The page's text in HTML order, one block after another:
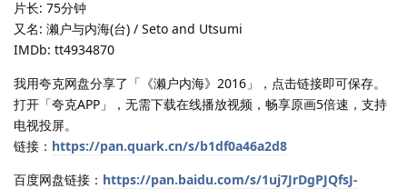
片长: 75分钟
又名: 濑户与内海(台) / Seto and Utsumi
IMDb: tt4934870
我用夸克网盘分享了「《濑户内海》2016」，点击链接即可保存。
打开「夸克APP」，无需下载在线播放视频，畅享原画5倍速，支持
电视投屏。
链接： https://pan.quark.cn/s/b1df0a46a2d8
百度网盘链接： https://pan.baidu.com/s/1uj7JrDgPJQfsJ-